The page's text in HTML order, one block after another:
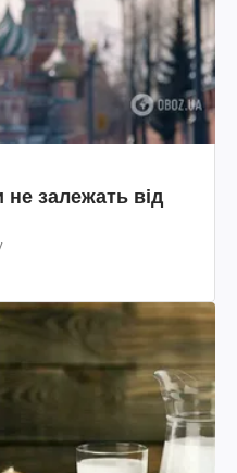
не залежать від